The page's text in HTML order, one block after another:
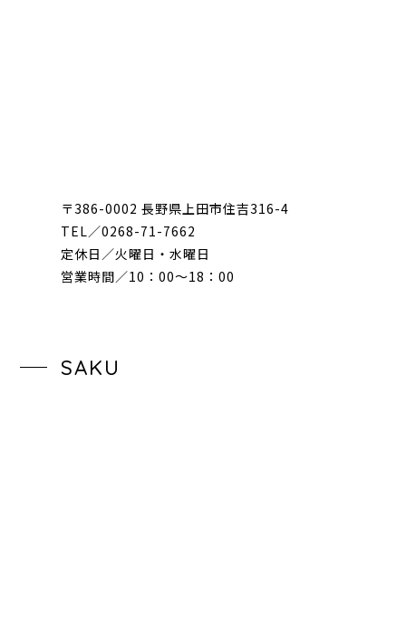
〒386-0002 長野県上田市住吉316-4
TEL／0268-71-7662
定休日／火曜日・水曜日
営業時間／10：00〜18：00
SAKU